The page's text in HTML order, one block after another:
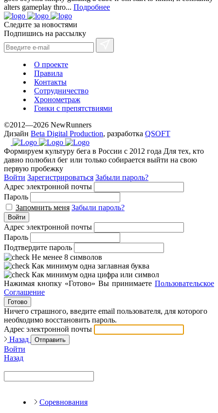
alters gameplay thro... Подробнее
Следите за новостями
Подпишись на рассылку
О проекте
Правила
Контакты
Сотрудничество
Хронометраж
Гонки с препятствиями
©2012—2026 NewRunners
Дизайн Beta Digital Production, разработка QSOFT
Формируем культуру бега в России с 2012 года Для тех, кто
давно полюбил бег или только собирается выйти на свою
первую пробежку
Войти Зарегистрироваться Забыли пароль?
Адрес электронной почты
Пароль
Запомнить меня Забыли пароль?
Войти
Адрес электронной почты
Пароль
Подтвердите пароль
Не менее 8 символов
Как минимум одна заглавная буква
Как минимум одна цифра или символ
Нажимая кнопку «Готово» Вы принимаете Пользовательское
Соглашение
Готово
Ничего страшного, введите email пользователя, для которого
необходимо восстановить пароль.
Адрес электронной почты
Назад
Отправить
Войти
Назад
Соревнования